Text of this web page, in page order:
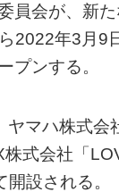
員会が、新
2022年3月9
プンする。
ヤマハ株式会
式会社「
設される。